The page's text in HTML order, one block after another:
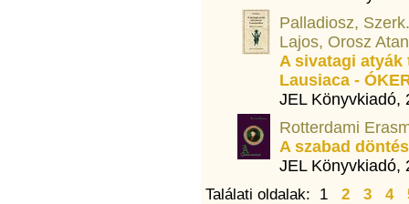
Palladiosz,
Lajos, Orosz
A sivatagi
Lausiaca -
JEL Könyvkiadó,
Rotterdami
A szabad
JEL Könyvkiadó,
Találati oldalak: 1 2 3 4